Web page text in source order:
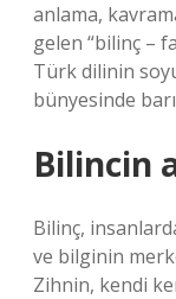
anlama,
gelen “bilinç –
Türk dilinin
bünyesinde
Bilincin
Bilinç,
ve bilginin
Zihnin, kendi